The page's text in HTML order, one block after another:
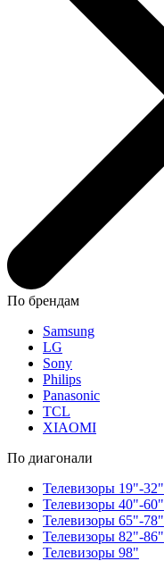
По брендам
Samsung
LG
Sony
Philips
Panasonic
TCL
XIAOMI
По диагонали
Телевизоры 19"-32"
Телевизоры 40"-60"
Телевизоры 65"-78"
Телевизоры 82"-86"
Телевизоры 98"